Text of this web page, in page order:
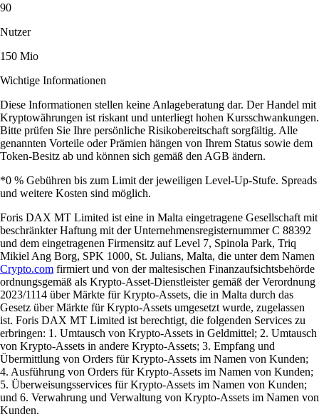
90
Nutzer
150 Mio
Wichtige Informationen
Diese Informationen stellen keine Anlageberatung dar. Der Handel mit
Kryptowährungen ist riskant und unterliegt hohen Kursschwankungen.
Bitte prüfen Sie Ihre persönliche Risikobereitschaft sorgfältig. Alle
genannten Vorteile oder Prämien hängen von Ihrem Status sowie dem
Token-Besitz ab und können sich gemäß den AGB ändern.
*0 % Gebühren bis zum Limit der jeweiligen Level-Up-Stufe. Spreads
und weitere Kosten sind möglich.
Foris DAX MT Limited ist eine in Malta eingetragene Gesellschaft mit
beschränkter Haftung mit der Unternehmensregisternummer C 88392
und dem eingetragenen Firmensitz auf Level 7, Spinola Park, Triq
Mikiel Ang Borg, SPK 1000, St. Julians, Malta, die unter dem Namen
Crypto.com firmiert und von der maltesischen Finanzaufsichtsbehörde
ordnungsgemäß als Krypto-Asset-Dienstleister gemäß der Verordnung
2023/1114 über Märkte für Krypto-Assets, die in Malta durch das
Gesetz über Märkte für Krypto-Assets umgesetzt wurde, zugelassen
ist. Foris DAX MT Limited ist berechtigt, die folgenden Services zu
erbringen: 1. Umtausch von Krypto-Assets in Geldmittel; 2. Umtausch
von Krypto-Assets in andere Krypto-Assets; 3. Empfang und
Übermittlung von Orders für Krypto-Assets im Namen von Kunden;
4. Ausführung von Orders für Krypto-Assets im Namen von Kunden;
5. Überweisungsservices für Krypto-Assets im Namen von Kunden;
und 6. Verwahrung und Verwaltung von Krypto-Assets im Namen von
Kunden.